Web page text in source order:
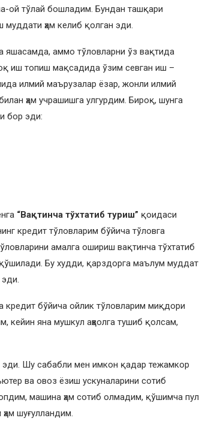
ой тўлай бошладим. Бундан ташқари
ҳам келиб қолган эди.
аммо тўловларни ўз вақтида
иш топиш мақсадида ўзим севган иш –
илмий маърузалар ёзар, жонли илмий
ҳам учрашишга улгурдим. Бироқ, шунга
бор эди:
“Вақтинча тўхтатиб туриш” қоидаси
кредит тўловларим бўйича тўловга
амалга ошириш вақтинча тўхтатиб
Бу худди, қарздорга маълум муддат
кредит бўйича ойлик тўловларим миқдори
яна мушкул аҳволга тушиб қолсам,
Шу сабабли мен имкон қадар тежамкор
ва овоз ёзиш ускуналарини сотиб
машина ҳам сотиб олмадим, қўшимча пул
шуғулландим.